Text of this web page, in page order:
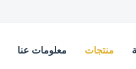
منتجات معلومات عنا